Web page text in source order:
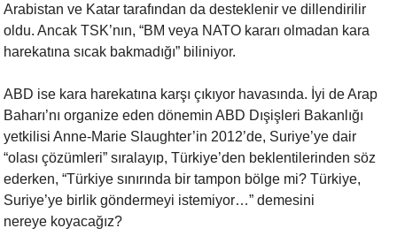
Arabistan ve Katar tarafından da desteklenir ve dillendirilir
oldu. Ancak TSK’nın, “BM veya NATO kararı olmadan kara
harekatına sıcak bakmadığı” biliniyor.
ABD ise kara harekatına karşı çıkıyor havasında. İyi de Arap
Baharı’nı organize eden dönemin ABD Dışişleri Bakanlığı
yetkilisi Anne-Marie Slaughter’in 2012’de, Suriye’ye dair
“olası çözümleri” sıralayıp, Türkiye’den beklentilerinden söz
ederken, “Türkiye sınırında bir tampon bölge mi? Türkiye,
Suriye’ye birlik göndermeyi istemiyor…” demesini
nereye koyacağız?